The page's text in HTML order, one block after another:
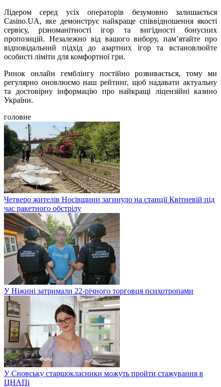
Лідером серед усіх операторів безумовно залишається
Casino.UA, яке демонструє найкраще співвідношення якості
сервісу, різноманітності ігор та вигідності бонусних
пропозицій. Незалежно від вашого вибору, пам’ятайте про
відповідальний підхід до азартних ігор та встановлюйте
особисті ліміти для комфортної гри.
Ринок онлайн гемблінгу постійно розвивається, тому ми
регулярно оновлюємо наш рейтинг, щоб надавати актуальну
та достовірну інформацію про найкращі ліцензійні казино
України.
головне
Четверо жителів Носівщини загинуло на станції Квітневій під
час ракетного обстрілу
У Ніжині затримали 22-річного торговця психотропами
У Сновську старшокласники можуть пройти стажування в
ЦНАПі